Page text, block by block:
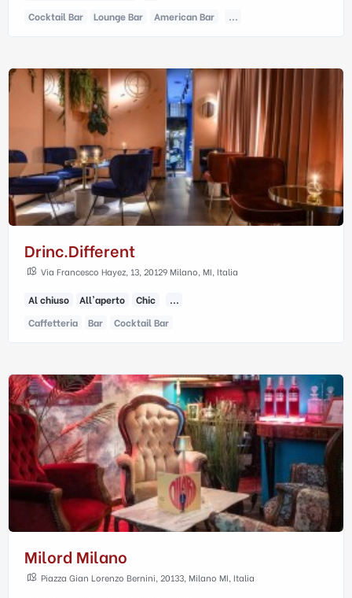
Cocktail Bar Lounge Bar American Bar ...
Drinc.different
Via Francesco Hayez, 13, 20129 Milano, MI, Italia
Al chiuso All'aperto Chic
...
Caffetteria
Bar Cocktail Bar
Milord Milano
Piazza Gian Lorenzo Bernini, 20133, Milano MI, Italia